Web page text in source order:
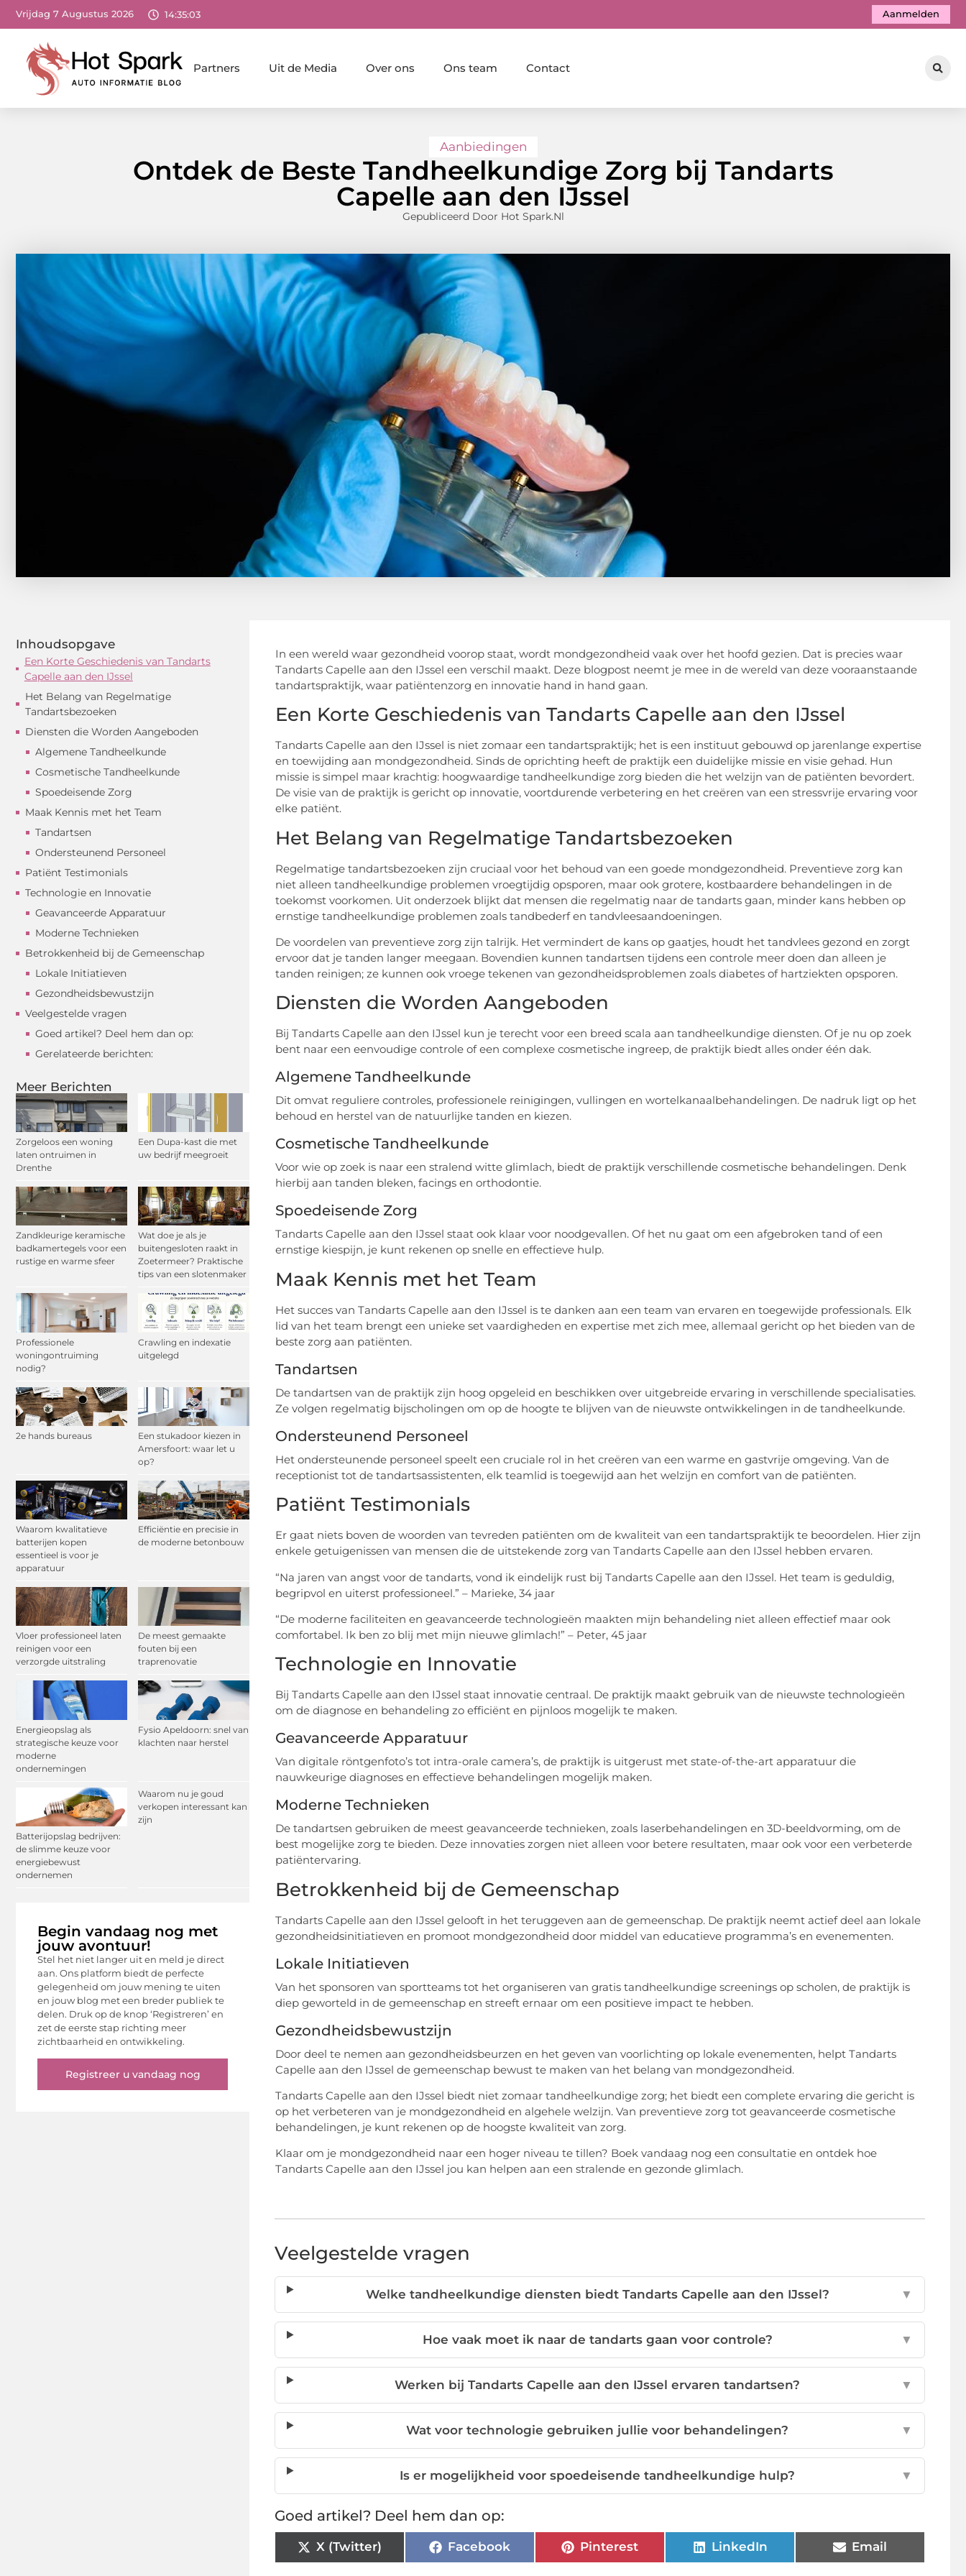
Vrijdag 7 Augustus 2026 14:35:04 Aanmelden
Partners Uit de Media Over ons Ons team Contact
Aanbiedingen
Ontdek de Beste Tandheelkundige Zorg bij Tandarts
Capelle aan den IJssel
Gepubliceerd Door Hot Spark.nl
Inhoudsopgave
Een Korte Geschiedenis van Tandarts
Capelle aan den IJssel
Het Belang van Regelmatige
Tandartsbezoeken
Diensten die Worden Aangeboden
Algemene Tandheelkunde
Cosmetische Tandheelkunde
Spoedeisende Zorg
Maak Kennis met het Team
Tandartsen
Ondersteunend Personeel
Patiënt Testimonials
Technologie en Innovatie
Geavanceerde Apparatuur
Moderne Technieken
Betrokkenheid bij de Gemeenschap
Lokale Initiatieven
Gezondheidsbewustzijn
Veelgestelde vragen
Goed artikel? Deel hem dan op:
Gerelateerde berichten:
Meer Berichten
Zorgeloos een woning
laten ontruimen in
Drenthe
Een Dupa-kast die met
uw bedrijf meegroeit
Zandkleurige keramische
badkamertegels voor een
rustige en warme sfeer
Wat doe je als je
buitengesloten raakt in
Zoetermeer? Praktische
tips van een slotenmaker
Professionele
woningontruiming
nodig?
Crawling en indexatie
uitgelegd
2e hands bureaus
Een stukadoor kiezen in
Amersfoort: waar let u
op?
Waarom kwalitatieve
batterijen kopen
essentieel is voor je
apparatuur
Efficiëntie en precisie in
de moderne betonbouw
Vloer professioneel laten
reinigen voor een
verzorgde uitstraling
De meest gemaakte
fouten bij een
traprenovatie
Energieopslag als
strategische keuze voor
moderne
ondernemingen
Fysio Apeldoorn: snel van
klachten naar herstel
Batterijopslag bedrijven:
de slimme keuze voor
energiebewust
ondernemen
Waarom nu je goud
verkopen interessant kan
zijn
Begin vandaag nog met
jouw avontuur!
Stel het niet langer uit en meld je direct
aan. Ons platform biedt de perfecte
gelegenheid om jouw mening te uiten
en jouw blog met een breder publiek te
delen. Druk op de knop ‘Registreren’ en
zet de eerste stap richting meer
zichtbaarheid en ontwikkeling.
Registreer u vandaag nog
In een wereld waar gezondheid voorop staat, wordt mondgezondheid vaak over het hoofd gezien. Dat is precies waar
Tandarts Capelle aan den IJssel een verschil maakt. Deze blogpost neemt je mee in de wereld van deze vooraanstaande
tandartspraktijk, waar patiëntenzorg en innovatie hand in hand gaan.
Een Korte Geschiedenis van Tandarts Capelle aan den IJssel
Tandarts Capelle aan den IJssel is niet zomaar een tandartspraktijk; het is een instituut gebouwd op jarenlange expertise
en toewijding aan mondgezondheid. Sinds de oprichting heeft de praktijk een duidelijke missie en visie gehad. Hun
missie is simpel maar krachtig: hoogwaardige tandheelkundige zorg bieden die het welzijn van de patiënten bevordert.
De visie van de praktijk is gericht op innovatie, voortdurende verbetering en het creëren van een stressvrije ervaring voor
elke patiënt.
Het Belang van Regelmatige Tandartsbezoeken
Regelmatige tandartsbezoeken zijn cruciaal voor het behoud van een goede mondgezondheid. Preventieve zorg kan
niet alleen tandheelkundige problemen vroegtijdig opsporen, maar ook grotere, kostbaardere behandelingen in de
toekomst voorkomen. Uit onderzoek blijkt dat mensen die regelmatig naar de tandarts gaan, minder kans hebben op
ernstige tandheelkundige problemen zoals tandbederf en tandvleesaandoeningen.
De voordelen van preventieve zorg zijn talrijk. Het vermindert de kans op gaatjes, houdt het tandvlees gezond en zorgt
ervoor dat je tanden langer meegaan. Bovendien kunnen tandartsen tijdens een controle meer doen dan alleen je
tanden reinigen; ze kunnen ook vroege tekenen van gezondheidsproblemen zoals diabetes of hartziekten opsporen.
Diensten die Worden Aangeboden
Bij Tandarts Capelle aan den IJssel kun je terecht voor een breed scala aan tandheelkundige diensten. Of je nu op zoek
bent naar een eenvoudige controle of een complexe cosmetische ingreep, de praktijk biedt alles onder één dak.
Algemene Tandheelkunde
Dit omvat reguliere controles, professionele reinigingen, vullingen en wortelkanaalbehandelingen. De nadruk ligt op het
behoud en herstel van de natuurlijke tanden en kiezen.
Cosmetische Tandheelkunde
Voor wie op zoek is naar een stralend witte glimlach, biedt de praktijk verschillende cosmetische behandelingen. Denk
hierbij aan tanden bleken, facings en orthodontie.
Spoedeisende Zorg
Tandarts Capelle aan den IJssel staat ook klaar voor noodgevallen. Of het nu gaat om een afgebroken tand of een
ernstige kiespijn, je kunt rekenen op snelle en effectieve hulp.
Maak Kennis met het Team
Het succes van Tandarts Capelle aan den IJssel is te danken aan een team van ervaren en toegewijde professionals. Elk
lid van het team brengt een unieke set vaardigheden en expertise met zich mee, allemaal gericht op het bieden van de
beste zorg aan patiënten.
Tandartsen
De tandartsen van de praktijk zijn hoog opgeleid en beschikken over uitgebreide ervaring in verschillende specialisaties.
Ze volgen regelmatig bijscholingen om op de hoogte te blijven van de nieuwste ontwikkelingen in de tandheelkunde.
Ondersteunend Personeel
Het ondersteunende personeel speelt een cruciale rol in het creëren van een warme en gastvrije omgeving. Van de
receptionist tot de tandartsassistenten, elk teamlid is toegewijd aan het welzijn en comfort van de patiënten.
Patiënt Testimonials
Er gaat niets boven de woorden van tevreden patiënten om de kwaliteit van een tandartspraktijk te beoordelen. Hier zijn
enkele getuigenissen van mensen die de uitstekende zorg van Tandarts Capelle aan den IJssel hebben ervaren.
“Na jaren van angst voor de tandarts, vond ik eindelijk rust bij Tandarts Capelle aan den IJssel. Het team is geduldig,
begripvol en uiterst professioneel.” – Marieke, 34 jaar
“De moderne faciliteiten en geavanceerde technologieën maakten mijn behandeling niet alleen effectief maar ook
comfortabel. Ik ben zo blij met mijn nieuwe glimlach!” – Peter, 45 jaar
Technologie en Innovatie
Bij Tandarts Capelle aan den IJssel staat innovatie centraal. De praktijk maakt gebruik van de nieuwste technologieën
om de diagnose en behandeling zo efficiënt en pijnloos mogelijk te maken.
Geavanceerde Apparatuur
Van digitale röntgenfoto’s tot intra-orale camera’s, de praktijk is uitgerust met state-of-the-art apparatuur die
nauwkeurige diagnoses en effectieve behandelingen mogelijk maken.
Moderne Technieken
De tandartsen gebruiken de meest geavanceerde technieken, zoals laserbehandelingen en 3D-beeldvorming, om de
best mogelijke zorg te bieden. Deze innovaties zorgen niet alleen voor betere resultaten, maar ook voor een verbeterde
patiëntervaring.
Betrokkenheid bij de Gemeenschap
Tandarts Capelle aan den IJssel gelooft in het teruggeven aan de gemeenschap. De praktijk neemt actief deel aan lokale
gezondheidsinitiatieven en promoot mondgezondheid door middel van educatieve programma’s en evenementen.
Lokale Initiatieven
Van het sponsoren van sportteams tot het organiseren van gratis tandheelkundige screenings op scholen, de praktijk is
diep geworteld in de gemeenschap en streeft ernaar om een positieve impact te hebben.
Gezondheidsbewustzijn
Door deel te nemen aan gezondheidsbeurzen en het geven van voorlichting op lokale evenementen, helpt Tandarts
Capelle aan den IJssel de gemeenschap bewust te maken van het belang van mondgezondheid.
Tandarts Capelle aan den IJssel biedt niet zomaar tandheelkundige zorg; het biedt een complete ervaring die gericht is
op het verbeteren van je mondgezondheid en algehele welzijn. Van preventieve zorg tot geavanceerde cosmetische
behandelingen, je kunt rekenen op de hoogste kwaliteit van zorg.
Klaar om je mondgezondheid naar een hoger niveau te tillen? Boek vandaag nog een consultatie en ontdek hoe
Tandarts Capelle aan den IJssel jou kan helpen aan een stralende en gezonde glimlach.
Veelgestelde vragen
Welke tandheelkundige diensten biedt Tandarts Capelle aan den IJssel? ▼
Hoe vaak moet ik naar de tandarts gaan voor controle? ▼
Werken bij Tandarts Capelle aan den IJssel ervaren tandartsen? ▼
Wat voor technologie gebruiken jullie voor behandelingen? ▼
Is er mogelijkheid voor spoedeisende tandheelkundige hulp? ▼
Goed artikel? Deel hem dan op:
X (Twitter) Facebook Pinterest LinkedIn Email